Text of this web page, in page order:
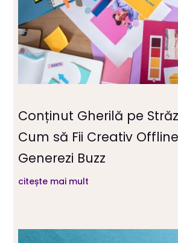
Conținut Gherilă pe
Cum să Fii Creativ
Generezi Buzz
citește mai mult